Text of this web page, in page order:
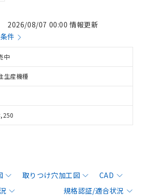
2026/08/07 00:00 情報更新
件
中
生産機種
取りつけ穴加工図
CAD
規格認証/適合状況